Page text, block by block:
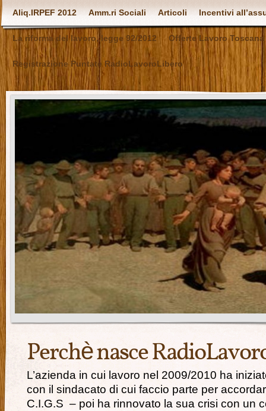
Aliq.IRPEF 2012 Amm.ri Sociali Articoli Incentivi
La riforma del lavoro, legge 92/2012 Offerte Lavoro Toscana
Registrazione Puntate RadioLavoroLibero
Perchè nasce
L’azienda in cui lavoro nel 2009/2010 ha
con il sindacato di cui faccio parte per
C.I.G.S – poi ha rinnovato la sua crisi con un